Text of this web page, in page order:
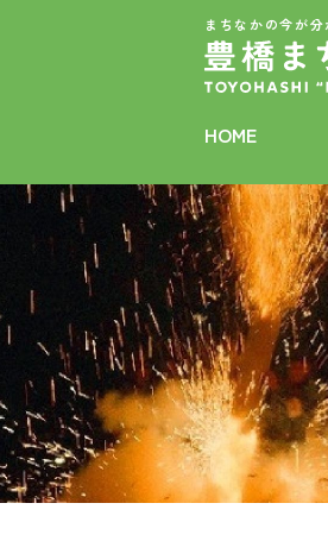
まちなかの今が分
HOME